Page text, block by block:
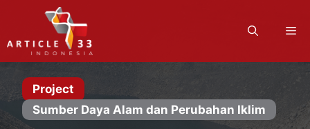
Langsung
isi
Project
Sumber Daya Alam dan Perubahan Iklim